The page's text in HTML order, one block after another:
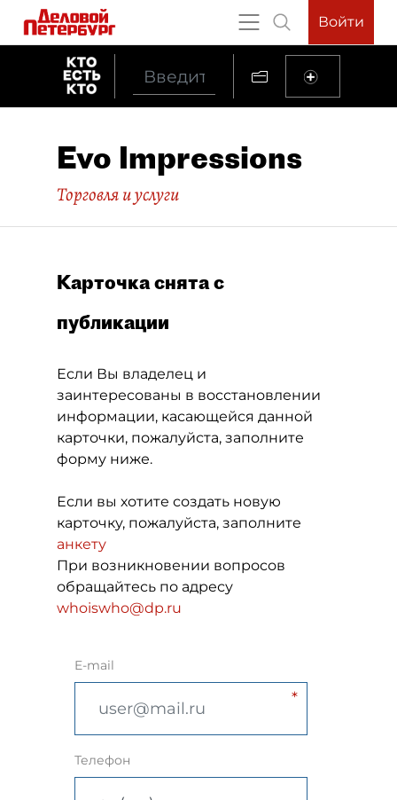
Войти
Evo Impressions
Торговля и услуги
Карточка снята с
публикации
Если Вы владелец и
заинтересованы в восстановлении
информации, касающейся данной
карточки, пожалуйста, заполните
форму ниже.
Если вы хотите создать новую
карточку, пожалуйста, заполните
анкету
При возникновении вопросов
обращайтесь по адресу
whoiswho@dp.ru
E-mail
Телефон